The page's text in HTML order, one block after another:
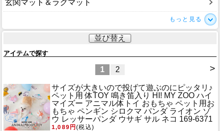
玄関マット＆ラグマット
もっと見る
並び替え
アイテムで探す
>
1 2
サイズが大きいので投げて遊ぶのにピッタリ♪
ペット用 体TOY 鳴き笛入り HI! MY ZOO ハイ
マイズー アニマル体トイ おもちゃ ペット用お
もちゃ ペンギン シロクマ パンダ ライオン ゾ
ウ レッサーパンダ ウサギ サル ネコ 169-6371
1,089円(税込)